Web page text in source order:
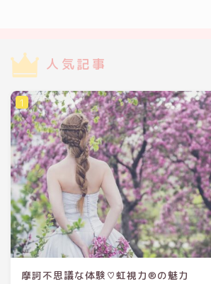
人気記事
摩訶不思議な体験♡虹視力®の魅力